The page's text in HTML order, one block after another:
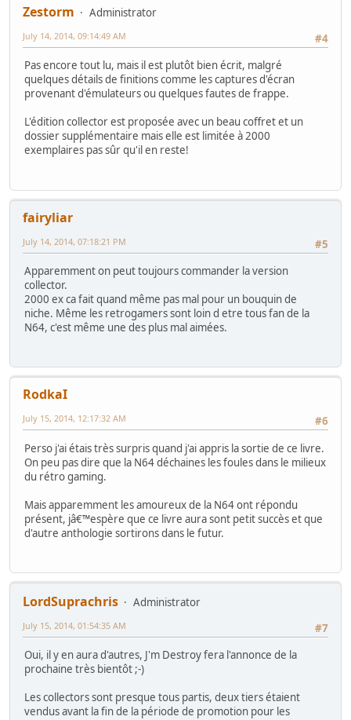
Zestorm
Administrator
#4
July 14, 2014, 09:14:49 AM
Pas encore tout lu, mais il est plutôt bien écrit, malgré
quelques détails de finitions comme les captures d'écran
provenant d'émulateurs ou quelques fautes de frappe.
L'édition collector est proposée avec un beau coffret et un
dossier supplémentaire mais elle est limitée à 2000
exemplaires pas sûr qu'il en reste!
fairyliar
#5
July 14, 2014, 07:18:21 PM
Apparemment on peut toujours commander la version
collector.
2000 ex ca fait quand même pas mal pour un bouquin de
niche. Même les retrogamers sont loin d etre tous fan de la
N64, c'est même une des plus mal aimées.
RodkaI
#6
July 15, 2014, 12:17:32 AM
Perso j'ai étais très surpris quand j'ai appris la sortie de ce livre.
On peu pas dire que la N64 déchaines les foules dans le milieux
du rétro gaming.
Mais apparemment les amoureux de la N64 ont répondu
présent, jâ€™espère que ce livre aura sont petit succès et que
d'autre anthologie sortirons dans le futur.
LordSuprachris
Administrator
#7
July 15, 2014, 01:54:35 AM
Oui, il y en aura d'autres, J'm Destroy fera l'annonce de la
prochaine très bientôt ;-)
Les collectors sont presque tous partis, deux tiers étaient
vendus avant la fin de la période de promotion pour les